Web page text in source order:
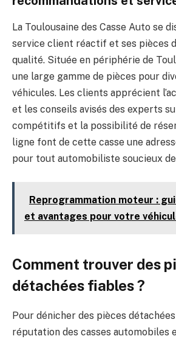
La Toulousaine des Casse Auto se
service client réactif et ses pièces
qualité. Située en périphérie de
une large gamme de pièces pour
véhicules. Les clients apprécient
et les conseils avisés des experts
compétitifs et la possibilité de
ligne font de cette casse une
pour tout automobiliste soucieux
Reprogrammation moteur :
et avantages pour votre
Comment trouver des
détachées fiables ?
Pour dénicher des pièces
réputation des casses automobiles